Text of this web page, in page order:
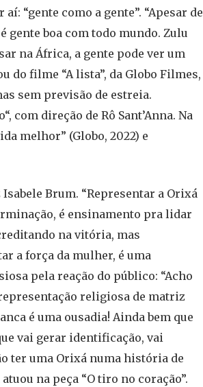
“gente como a gente”. “Apesar de
gente boa com todo mundo. Zulu
na África, a gente pode ver um
do filme “A lista”, da Globo Filmes,
sem previsão de estreia.
com direção de Rô Sant’Anna. Na
melhor” (Globo, 2022) e
Brum. “Representar a Orixá
é ensinamento pra lidar
na vitória, mas
a força da mulher, é uma
pela reação do público: “Acho
religiosa de matriz
é uma ousadia! Ainda bem que
vai gerar identificação, vai
ter uma Orixá numa história de
na peça “O tiro no coração”.